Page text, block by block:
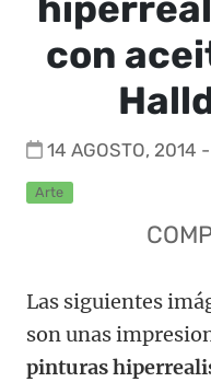
con
14 AGOSTO, 2014
Arte
Las siguientes
son unas
pinturas